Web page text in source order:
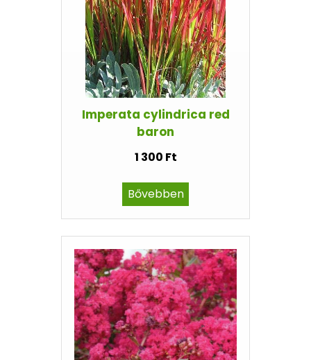
Imperata cylindrica red
baron
1 300 Ft
Bővebben